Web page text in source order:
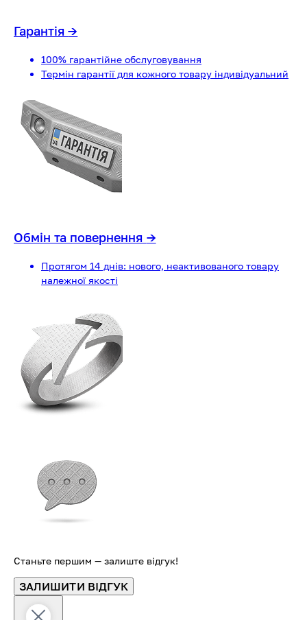
Гарантія→
100% гарантійне обслуговування
Термін гарантії для кожного товару індивідуальний
Обмін та повернення →
Протягом 14 днів: нового, неактивованого товару
належної якості
Станьте першим — залиште відгук!
ЗАЛИШИТИ ВІДГУК